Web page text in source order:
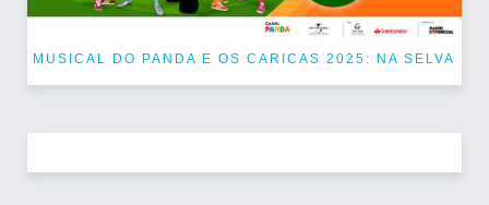
MUSICAL DO PANDA E OS CARICAS 2025: NA SELVA